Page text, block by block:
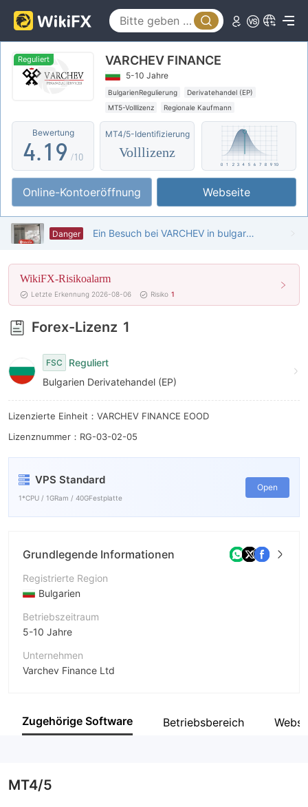
Reguliert VARCHEV FINANCE
5-10 Jahre
BulgarienRegulierung
Derivatehandel (EP)
MT5-Volllizenz
Regionale Kaufmann
Hohes potenzielles Risiko
Bewertung
0
1
3
4
5
6
7
8
9
.
0
1
2
3
4
5
6
7
9
4
5
6
8
9 /10
MT4/5-Identifizierung
Volllizenz
Online-Kontoeröffnung Webseite
Danger Ein Besuch bei VARCHEV in bulgarien - findet kein büro
WikiFX-Risikoalarm
Letzte Erkennung 2026-08-06 Risiko 1
Forex-Lizenz 1
FSC
Reguliert
Bulgarien Derivatehandel (EP)
Lizenzierte Einheit：VARCHEV FINANCE EOOD
Lizenznummer：RG-03-02-05
VPS Standard
1*CPU / 1GRam / 40GFestplatte
Open
Grundlegende Informationen
Registrierte Region
Bulgarien
Betriebszeitraum
5-10 Jahre
Unternehmen
Varchev Finance Ltd
Unternehmensmitarbeiter
Zugehörige Software Betriebsbereich
MT4/5